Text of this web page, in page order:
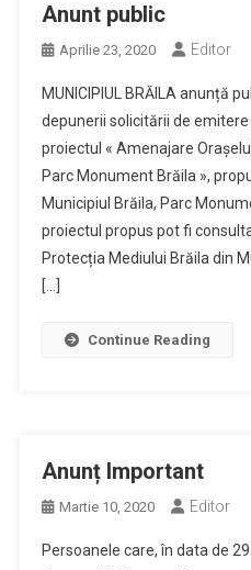
Anunt public
Aprilie 23, 2020 Editor
MUNICIPIUL BRĂILA anunță
depunerii solicitării de
proiectul « Amenajare
Parc Monument Brăila »,
Municipiul Brăila, Parc
proiectul propus pot fi
Protecția Mediului Brăila din
[…]
Continue Reading
Anunț Important
Martie 10, 2020 Editor
Persoanele care, în data de